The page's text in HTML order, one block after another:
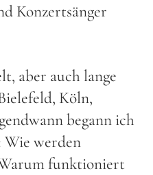
Konzertsänger
aber auch lange
Köln,
begann ich
Wie werden
funktioniert